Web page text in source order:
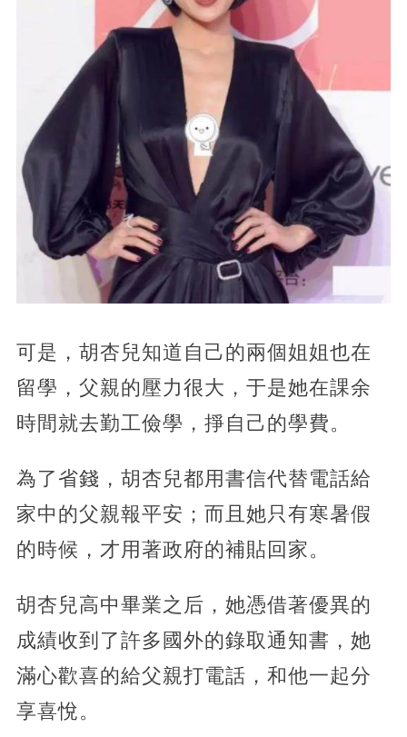
可是，胡杏兒知道自己的兩個姐姐也在
留學，父親的壓力很大，于是她在課余
時間就去勤工儉學，掙自己的學費。
為了省錢，胡杏兒都用書信代替電話給
家中的父親報平安；而且她只有寒暑假
的時候，才用著政府的補貼回家。
胡杏兒高中畢業之后，她憑借著優異的
成績收到了許多國外的錄取通知書，她
滿心歡喜的給父親打電話，和他一起分
享喜悅。